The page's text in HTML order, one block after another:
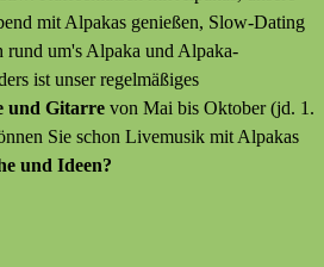
mit Alpakas genießen, Slow-Dating
rund um's Alpaka und Alpaka-
ist unser regelmäßiges
und Gitarre von Mai bis Oktober (jd. 1.
Sie schon Livemusik mit Alpakas
und Ideen?